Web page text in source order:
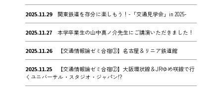
2025.11.29 関東鉄道を存分に楽しもう！-「交通見学会」in 2025-
2025.11.27 本学卒業生の山中真ノ介先生にご講演いただきました！
2025.11.26 【交通情報論ゼミ合宿③】名古屋＆リニア鉄道館
2025.11.25
【交通情報論ゼミ合宿②】大阪環状線＆JRゆめ咲線で行
くユニバーサル・スタジオ・ジャパン!?